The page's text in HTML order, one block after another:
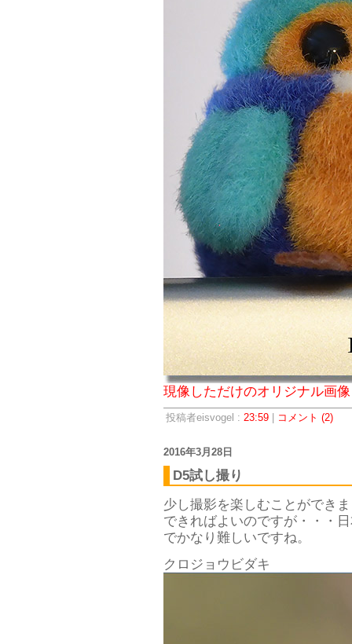
現像しただけのオリジナル画像
投稿者eisvogel : 23:59| コメント (2)
2016年3月28日
D5試し撮り
少し撮影を楽しむことができ
できればよいのですが・・・
でかなり難しいですね。
クロジョウビダキ